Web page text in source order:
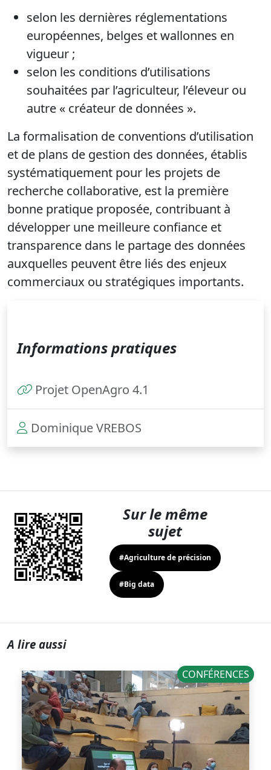
selon les dernières réglementations
européennes, belges et wallonnes en
vigueur ;
selon les conditions d’utilisations
souhaitées par l’agriculteur, l’éleveur ou
autre « créateur de données ».
La formalisation de conventions d’utilisation
et de plans de gestion des données, établis
systématiquement pour les projets de
recherche collaborative, est la première
bonne pratique proposée, contribuant à
développer une meilleure confiance et
transparence dans le partage des données
auxquelles peuvent être liés des enjeux
commerciaux ou stratégiques importants.
Informations pratiques
Projet OpenAgro 4.1
Dominique VREBOS
Sur le même
sujet
#Agriculture de précision
#Big data
A lire aussi
CONFÉRENCES